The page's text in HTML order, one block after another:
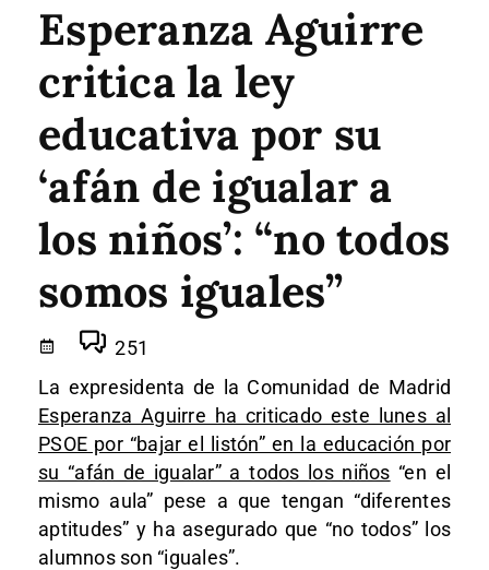
Esperanza Aguirre
critica la ley
educativa por su
‘afán de igualar a
los niños’: “no todos
somos iguales”
251
La expresidenta de la Comunidad de Madrid
Esperanza Aguirre ha criticado este lunes al
PSOE por “bajar el listón” en la educación por
su “afán de igualar” a todos los niños “en el
mismo aula” pese a que tengan “diferentes
aptitudes” y ha asegurado que “no todos” los
alumnos son “iguales”.